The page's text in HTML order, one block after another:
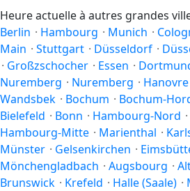
Heure actuelle à autres grandes
Berlin · Hambourg · Munich ·
Main · Stuttgart · Düsseldorf ·
· Großzschocher · Essen ·
Nuremberg · Nuremberg · Hanovre
Wandsbek · Bochum · Bochum-
Bielefeld · Bonn · Hambourg-Nord ·
Hambourg-Mitte · Marienthal ·
Münster · Gelsenkirchen ·
Mönchengladbach · Augsbourg ·
Brunswick · Krefeld · Halle (Saale) ·